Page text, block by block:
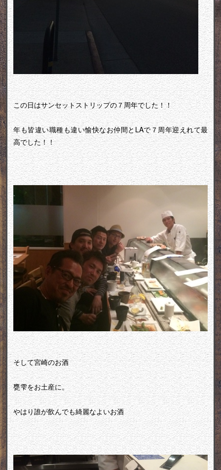
この日はサンセットストリップの７周年でした！！
年も皆違い職種も違い愉快なお仲間とLAで７周年迎えれて最
高でした！！
そして宮崎のお酒
甕雫をお土産に。
やはり誰が飲んでも綺麗なよいお酒